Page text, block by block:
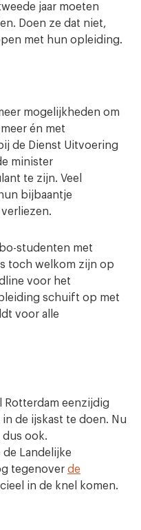
jaar moeten
Doen ze dat niet,
met hun opleiding.
mogelijkheden om
én met
de Dienst Uitvoering
minister
te zijn. Veel
bijbaantje
studenten met
toch welkom zijn op
voor het
schuift op met
voor alle
Rotterdam eenzijdig
in de ijskast te doen. Nu
ook.
de Landelijke
tegenover de
in de knel komen.